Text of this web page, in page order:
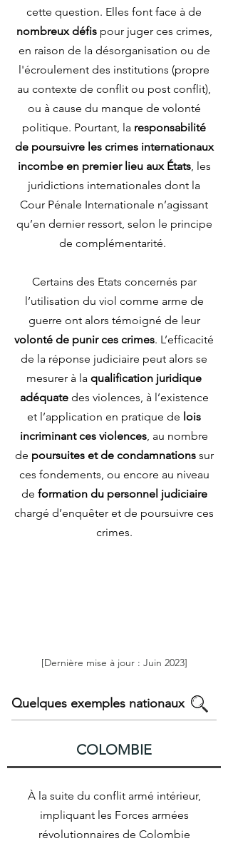
cette question. Elles font face à de
nombreux défis pour juger ces crimes,
en raison de la désorganisation ou de
l'écroulement des institutions (propre
au contexte de conflit ou post conflit),
ou à cause du manque de volonté
politique. Pourtant, la responsabilité
de poursuivre les crimes internationaux
incombe en premier lieu aux États, les
juridictions internationales dont la
Cour Pénale Internationale n’agissant
qu’en dernier ressort, selon le principe
de complémentarité.
Certains des Etats concernés par
l’utilisation du viol comme arme de
guerre ont alors témoigné de leur
volonté de punir ces crimes. L’efficacité
de la réponse judiciaire peut alors se
mesurer à la qualification juridique
adéquatedes violences, à l’existence
et l’application en pratique de lois
incriminant ces violences, au nombre
de poursuites et de condamnationssur
ces fondements, ou encore au niveau
de formation du personnel judiciaire
chargé d’enquêter et de poursuivre ces
crimes.
[Dernière mise à jour : Juin 2023]
Quelques exemples nationaux
COLOMBIE
À la suite du conflit armé intérieur,
impliquant les Forces armées
révolutionnaires de Colombie